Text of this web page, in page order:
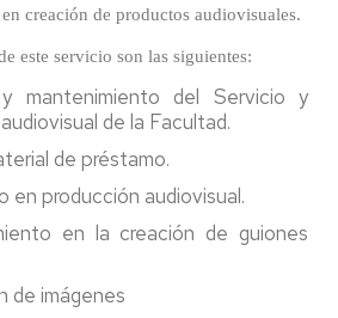
creación de productos audiovisuales.
este servicio son las siguientes:
y mantenimiento del Servicio y
de la Facultad.
de préstamo.
en producción audiovisual.
en la creación de guiones
de imágenes